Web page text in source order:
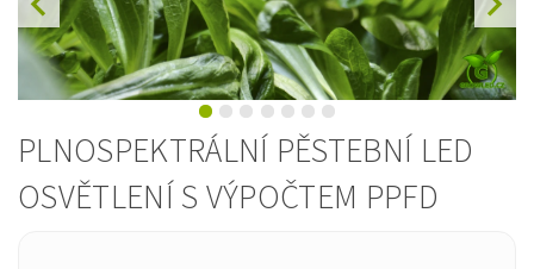
PLNOSPEKTRÁLNÍ PĚSTEBNÍ LED
OSVĚTLENÍ S VÝPOČTEM PPFD